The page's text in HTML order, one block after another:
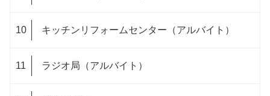
キッチンリフォームセンター（アルバイト）
ラジオ局（アルバイト）